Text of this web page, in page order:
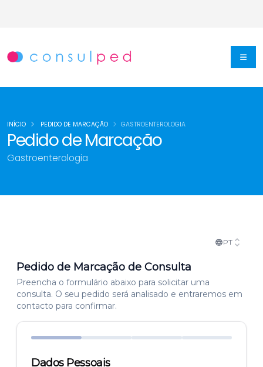
Pedido de Marcação
Gastroenterologia
INÍCIO PEDIDO DE MARCAÇÃO GASTROENTEROLOGIA